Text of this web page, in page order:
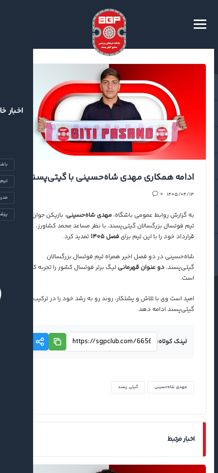
اخبار
ادامه همکاری مهدی شاه‌حسینی با گیتی‌پسند
۱۴۰۵/۰۴/۱۳ ۰
به گزارش روابط عمومی باشگاه، مهدی شاه‌حسینی، بازیکن جوان
تیم فوتسال بزرگسالان گیتی‌پسند، با نظر مساعد محمد کشاورز،
قرارداد خود را با این تیم برایفصل ۱۴۰۵ تمدید کرد.
شاه‌حسینی در دو فصل اخیر همراه تیم فوتسال بزرگسالان
گیتی‌پسند، دو عنوان قهرمانی لیگ برتر فوتسال کشور را تجربه کرده
است.
امید است وی با تلاش و پشتکار، روند رو به رشد خود را در ترکیب
گیتی‌پسند ادامه دهد.
لینک کوتاه:
مهدی شاه‌حسینی گیتی پسند
اخبار مرتبط